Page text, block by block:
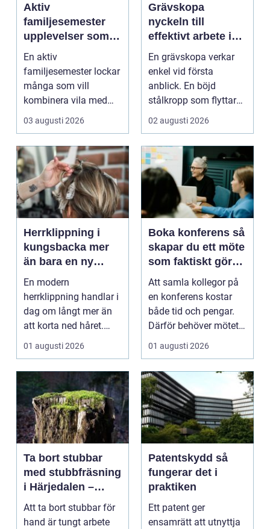
Aktiv
familjesemester
upplevelser som
alla i familjen
minns
En aktiv
familjesemester lockar
många som vill
kombinera vila med
rörelse, gemenskap
och naturupplev...
03 augusti 2026
Grävskopa
nyckeln till
effektivt arbete i
mark och material
En grävskopa verkar
enkel vid första
anblick. En böjd
stålkropp som flyttar
jord, sten eller
schaktm...
02 augusti 2026
Herrklippning i
kungsbacka mer
än bara en ny
frisyr
En modern
herrklippning handlar i
dag om långt mer än
att korta ned håret.
Många män vill ha en
01 augusti 2026
Boka konferens så
skapar du ett möte
som faktiskt gör
skillnad
Att samla kollegor på
en konferens kostar
både tid och pengar.
Därför behöver mötet
ge verkligt värd...
01 augusti 2026
Ta bort stubbar
med stubbfräsning
i Härjedalen –
skonsamt och
effektivt
Att ta bort stubbar för
hand är tungt arbete
Patentskydd så
fungerar det i
praktiken
Ett patent ger
ensamrätt att utnyttja